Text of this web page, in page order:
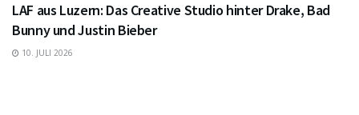
LAF aus Luzern: Das Creative Studio hinter Drake, Bad
Bunny und Justin Bieber
10. JULI 2026